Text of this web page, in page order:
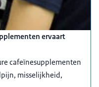
ervaart
cafeïnesupplementen
misselijkheid,